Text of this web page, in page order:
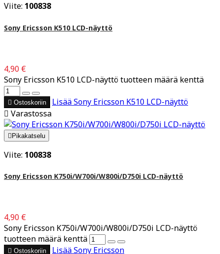
Viite: 100838
Sony Ericsson K510 LCD-näyttö
4,90 €
Sony Ericsson K510 LCD-näyttö tuotteen määrä kenttä
 Ostoskoriin LisääSony Ericsson K510 LCD-näyttö
 Varastossa
 Pikakatselu
Viite: 100838
Sony Ericsson K750i/W700i/W800i/D750i LCD-näyttö
4,90 €
Sony Ericsson K750i/W700i/W800i/D750i LCD-näyttö
tuotteen määrä kenttä
 Ostoskoriin LisääSony Ericsson